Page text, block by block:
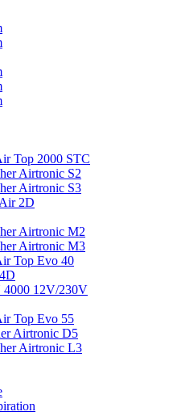
Top 2000 STC
Airtronic S2
Airtronic S3
2D
Airtronic M2
Airtronic M3
Top Evo 40
12V/230V
Top Evo 55
Airtronic D5
Airtronic L3